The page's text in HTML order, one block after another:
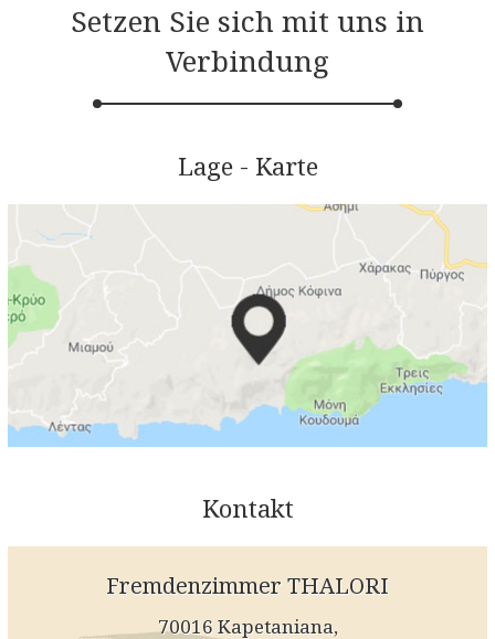
Setzen Sie sich mit uns in
Verbindung
Lage - Karte
Kontakt
Fremdenzimmer THALORI
70016 Kapetaniana,